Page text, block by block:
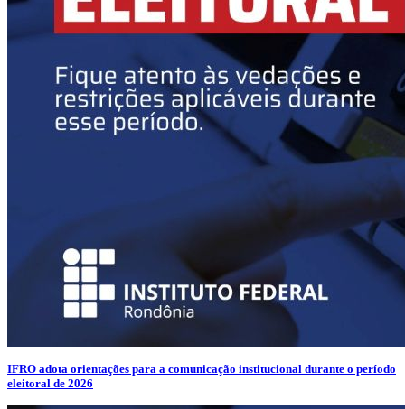
IFRO adota orientações para a comunicação institucional durante o período
eleitoral de 2026